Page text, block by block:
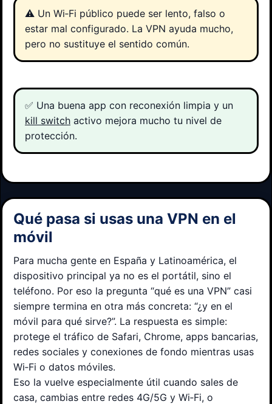
⚠️ Un Wi‑Fi público puede ser lento, falso o
estar mal configurado. La VPN ayuda mucho,
pero no sustituye el sentido común.
✅ Una buena app con reconexión limpia y un
kill switch activo mejora mucho tu nivel de
protección.
Qué pasa si usas una VPN en el
móvil
Para mucha gente en España y Latinoamérica, el
dispositivo principal ya no es el portátil, sino el
teléfono. Por eso la pregunta “qué es una VPN” casi
siempre termina en otra más concreta: “¿y en el
móvil para qué sirve?”. La respuesta es simple:
protege el tráfico de Safari, Chrome, apps bancarias,
redes sociales y conexiones de fondo mientras usas
Wi‑Fi o datos móviles.
Eso la vuelve especialmente útil cuando sales de
casa, cambias entre redes 4G/5G y Wi‑Fi, o